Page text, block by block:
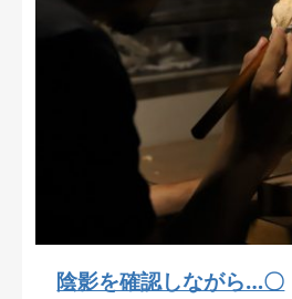
陰影を確認しながら…〇